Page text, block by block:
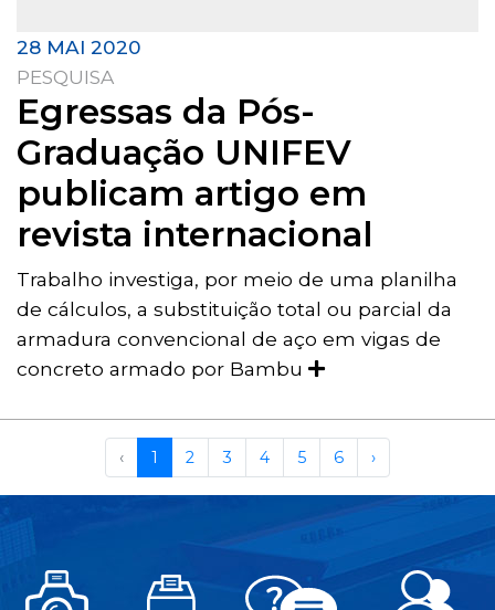
28 MAI 2020
PESQUISA
Egressas da Pós-
Graduação UNIFEV
publicam artigo em
revista internacional
Trabalho investiga, por meio de uma planilha
de cálculos, a substituição total ou parcial da
armadura convencional de aço em vigas de
concreto armado por Bambu
‹ 1 2 3 4 5 6 ›